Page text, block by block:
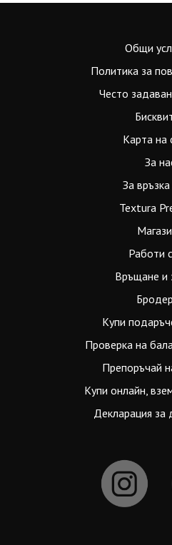
Общи
Политика за
Често
Карта на
За
За
Textura
Работи
Връщане и
Купи
Проверка на
Препоръчай
Купи онлайн,
Декларация за